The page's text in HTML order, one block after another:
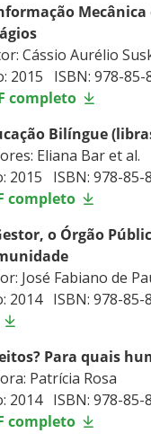
Cássio Aurélio
2015 ISBN: 978-85-
completo
Bilíngue
Eliana Bar et al.
2015 ISBN: 978-85-
completo
o Órgão
José Fabiano de
2014 ISBN: 978-85-
Para quais
Patrícia Rosa
2014 ISBN: 978-85-
completo